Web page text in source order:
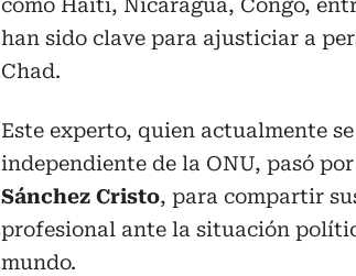
como Haití, Nicaragua, Congo,
han sido clave para ajusticiar a
Chad.
Este experto, quien actualmente
independiente de la ONU, pasó por
Sánchez Cristo, para compartir
profesional ante la situación
mundo.